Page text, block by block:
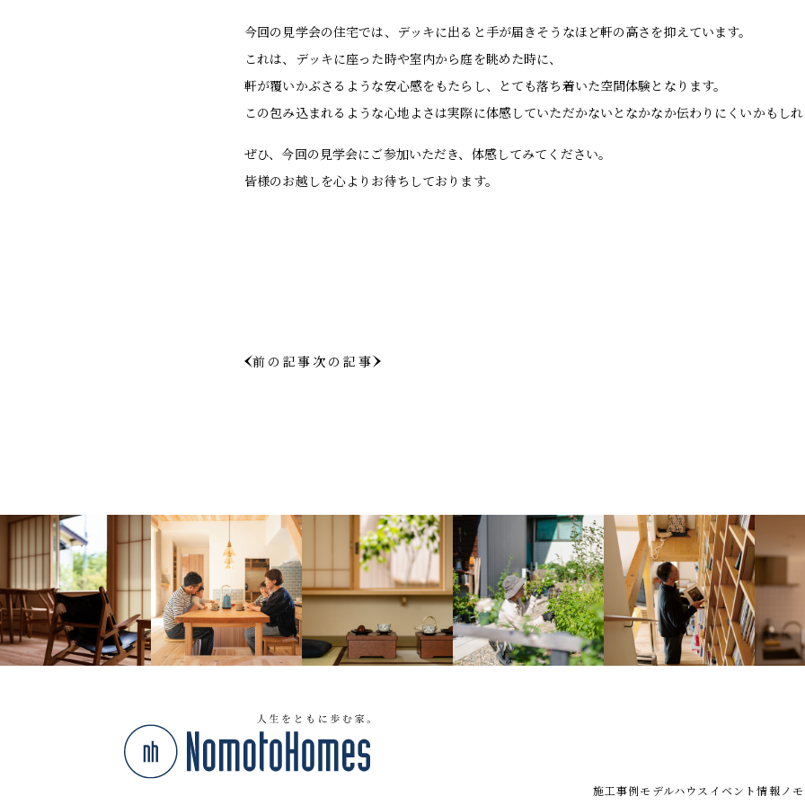
今回の見学会の住宅では、デッキに出ると手が届きそうなほど軒の高さを抑えています。
これは、デッキに座った時や室内から庭を眺めた時に、
軒が覆いかぶさるような安心感をもたらし、とても落ち着いた空間体験となります。
この包み込まれるような心地よさは実際に体感していただかないとなかなか伝わりにくいかもし
ぜひ、今回の見学会にご参加いただき、体感してみてください。
皆様のお越しを心よりお待ちしております。
前の記事次の記事
施工事例モデルハウス イベント情報 ノ